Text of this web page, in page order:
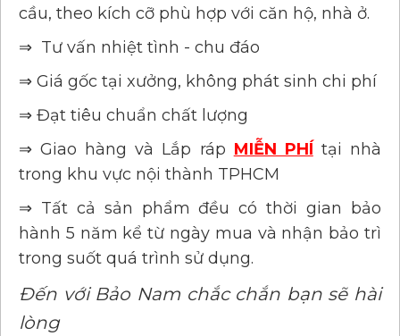
cầu, theo kích cỡ phù hợp với căn hộ, nhà ở.
⇒ Tư vấn nhiệt tình - chu đáo
⇒ Giá gốc tại xưởng, không phát sinh chi phí
⇒ Đạt tiêu chuẩn chất lượng
⇒ Giao hàng và Lắp ráp MIỄN PHÍ tại nhà
trong khu vực nội thành TPHCM
⇒ Tất cả sản phẩm đều có thời gian bảo
hành 5 năm kể từ ngày mua và nhận bảo trì
trong suốt quá trình sử dụng.
Đến với Bảo Nam chắc chắn bạn sẽ hài
lòng